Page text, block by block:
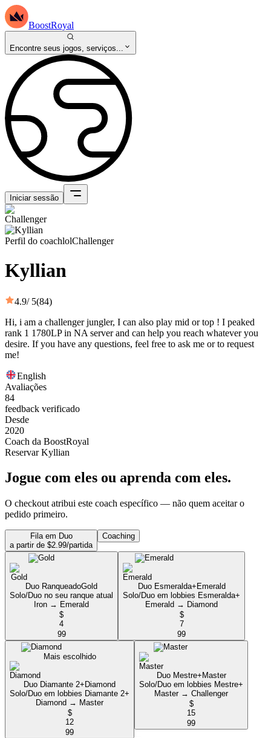
BoostRoyal
Encontre seus jogos, serviços...
Iniciar sessão
Perfil do coachlolChallenger
Kyllian
4.9/ 5(84)
Hi, i am a challenger jungler, I can also play mid or top ! I peaked
rank 1 1780LP in NA server and can help you reach whatever you
desire. If you have any questions, feel free to ask me or to request
me!
English
Avaliações
84
feedback verificado
Desde
2020
Coach da BoostRoyal
Reservar Kyllian
Jogue com eles ou aprenda com eles.
O checkout atribui este coach específico — não quem aceitar o
pedido primeiro.
Fila em Duo
a partir de $2.99/partida
Coaching
Duo RanqueadoGold
Solo/Duo no seu ranque atual
Iron → Emerald
$
4
99
Duo Esmeralda+ Emerald
Solo/Duo em lobbies Esmeralda+
Emerald → Diamond
$
7
99
Mais escolhido
Duo Diamante 2+ Diamond
Solo/Duo em lobbies Diamante 2+
Diamond → Master
$
12
99
Duo Mestre+ Master
Solo/Duo em lobbies Mestre+
Master → Challenger
$
15
99